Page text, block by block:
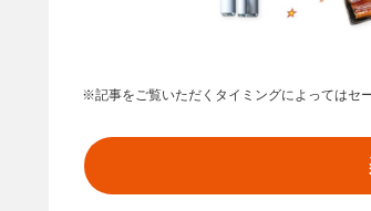
※記事をご覧いただくタイミングによってはセ